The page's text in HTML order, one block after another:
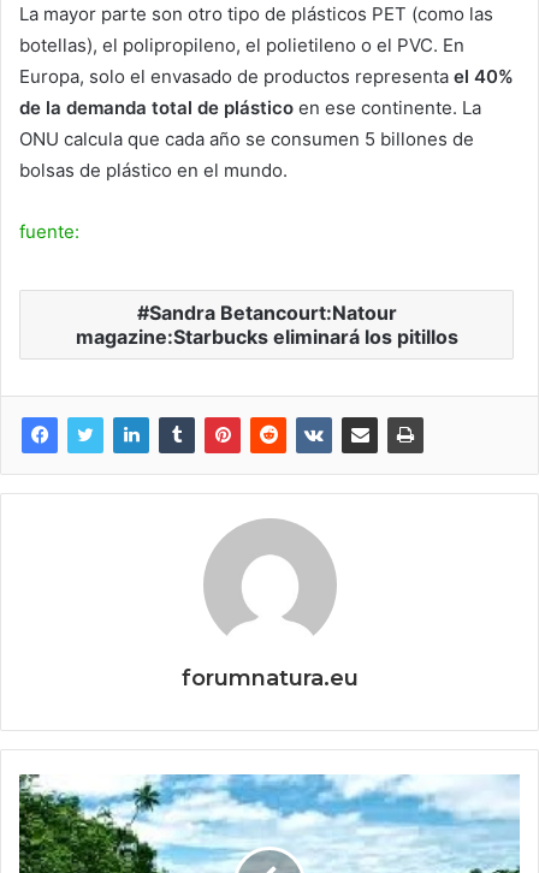
La mayor parte son otro tipo de plásticos PET (como las
botellas), el polipropileno, el polietileno o el PVC. En
Europa, solo el envasado de productos representa el 40%
de la demanda total de plástico en ese continente. La
ONU calcula que cada año se consumen 5 billones de
bolsas de plástico en el mundo.
fuente:
Sandra Betancourt:Natour
magazine:Starbucks eliminará los pitillos
forumnatura.eu